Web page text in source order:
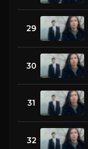
29
30
31
32